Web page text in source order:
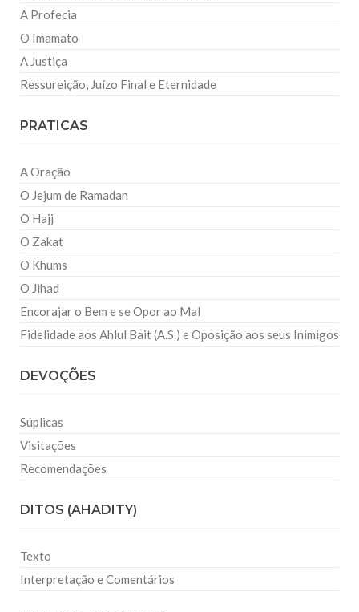
A Profecia
O Imamato
A Justiça
Ressureição, Juízo Final e Eternidade
PRATICAS
A Oração
O Jejum de Ramadan
O Hajj
O Zakat
O Khums
O Jihad
Encorajar o Bem e se Opor ao Mal
Fidelidade aos Ahlul Bait (A.S.) e Oposição aos seus Inimigos
DEVOÇÕES
Súplicas
Visitações
Recomendações
DITOS (AHADITY)
Texto
Interpretação e Comentários